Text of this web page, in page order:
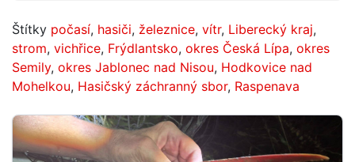
Štítky počasí, hasiči, železnice, vítr, Liberecký kraj,
strom, vichřice, Frýdlantsko, okres Česká Lípa, okres
Semily, okres Jablonec nad Nisou, Hodkovice nad
Mohelkou, Hasičský záchranný sbor, Raspenava